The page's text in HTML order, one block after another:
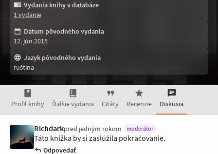
Vydania knihy v databáze
1 vydanie
Dátum pôvodného vydania
12. jún 2015
Jazyk pôvodného vydania
ruština
Profil knihy Ďalšie vydania Citáty Recenzie Diskusia
Richdarkpred jedným rokom moderátor
Táto knižka by si zaslúžila pokračovanie.
Odpovedať